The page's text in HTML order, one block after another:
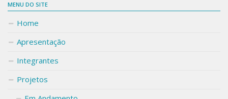
MENU DO SITE
Home
Apresentação
Integrantes
Projetos